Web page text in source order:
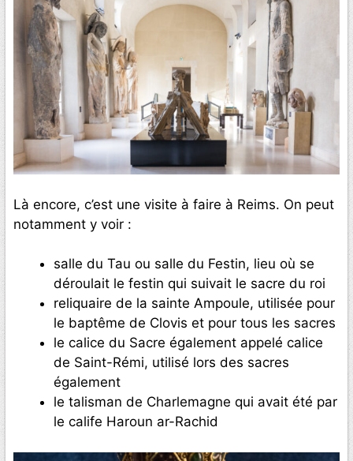
Là encore, c’est une visite à faire à Reims. On peut
notamment y voir :
salle du Tau ou salle du Festin, lieu où se
déroulait le festin qui suivait le sacre du roi
reliquaire de la sainte Ampoule, utilisée pour
le baptême de Clovis et pour tous les sacres
le calice du Sacre également appelé calice
de Saint-Rémi, utilisé lors des sacres
également
le talisman de Charlemagne qui avait été par
le calife Haroun ar-Rachid